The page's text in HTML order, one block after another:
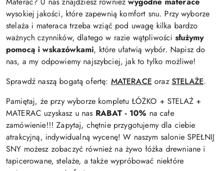
wysokiej jakości, które zapewnią komfort snu. Przy wyborze
stelaża i materaca trzeba wziąć pod uwagę kilka bardzo
ważnych czynników, dlatego w razie wątpliwości służymy
pomocą i wskazówkami, które ułatwią wybór. Napisz do
nas, a my odpowiemy najszybciej, jak to tylko możliwe!
Sprawdź naszą bogatą ofertę: MATERACE oraz STELAŻE.
Pamiętaj, że przy wyborze kompletu ŁÓŻKO + STELAŻ +
MATERAC uzyskasz u nas RABAT - 10% na całe
zamówienie!!! Zapytaj, chętnie przygotujemy dla ciebie
atrakcyjną, indywidualną wycenę! W naszym salonie SPEŁNIJ
SNY możesz zobaczyć również na żywo łóżka drewniane i
tapicerowane, stelaże, a także wypróbować niektóre